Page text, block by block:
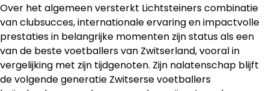
Over het algemeen versterkt Lichtsteiners combinatie
van clubsucces, internationale ervaring en impactvolle
prestaties in belangrijke momenten zijn status als een
van de beste voetballers van Zwitserland, vooral in
vergelijking met zijn tijdgenoten. Zijn nalatenschap blijft
de volgende generatie Zwitserse voetballers